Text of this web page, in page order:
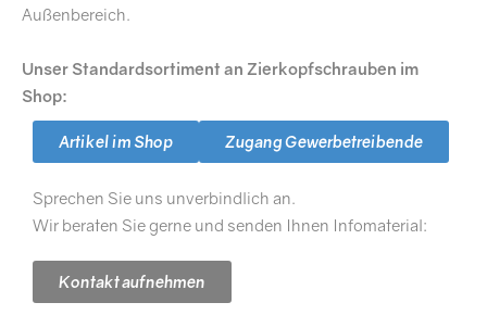
Außenbereich.
Unser Standardsortiment an Zierkopfschrauben im
Shop:
Artikel im Shop Zugang Gewerbetreibende
Sprechen Sie uns unverbindlich an.
Wir beraten Sie gerne und senden Ihnen Infomaterial:
Kontakt aufnehmen